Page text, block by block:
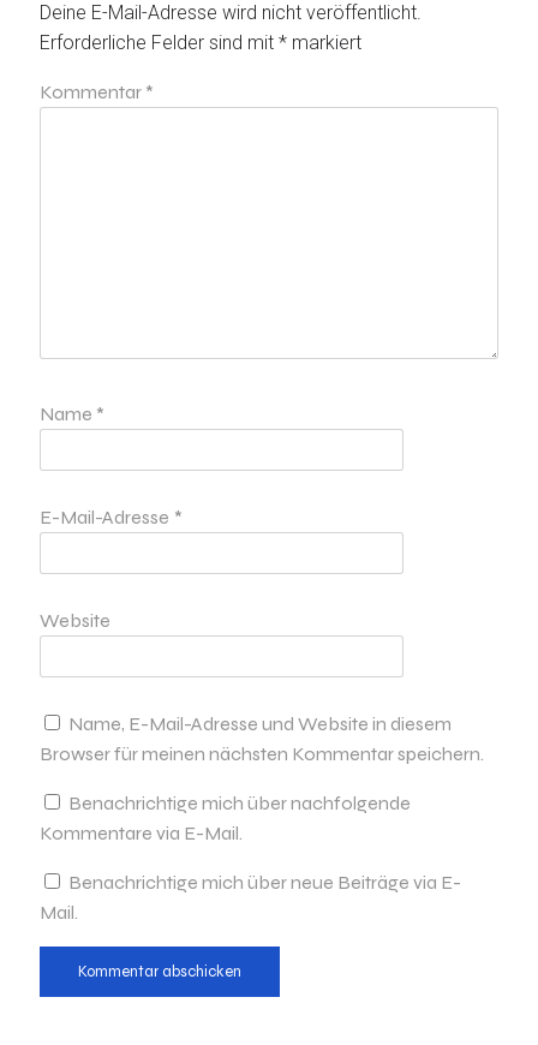
Deine E-Mail-Adresse wird nicht veröffentlicht.
Erforderliche Felder sind mit * markiert
Kommentar *
Name *
E-Mail-Adresse *
Website
Name, E-Mail-Adresse und Website in diesem
Browser für meinen nächsten Kommentar speichern.
Benachrichtige mich über nachfolgende
Kommentare via E-Mail.
Benachrichtige mich über neue Beiträge via E-
Mail.